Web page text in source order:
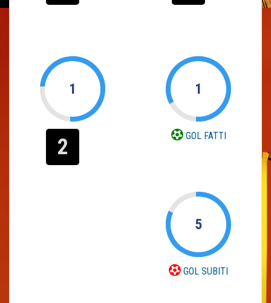
1
2
1
GOL FATTI
5
GOL SUBITI